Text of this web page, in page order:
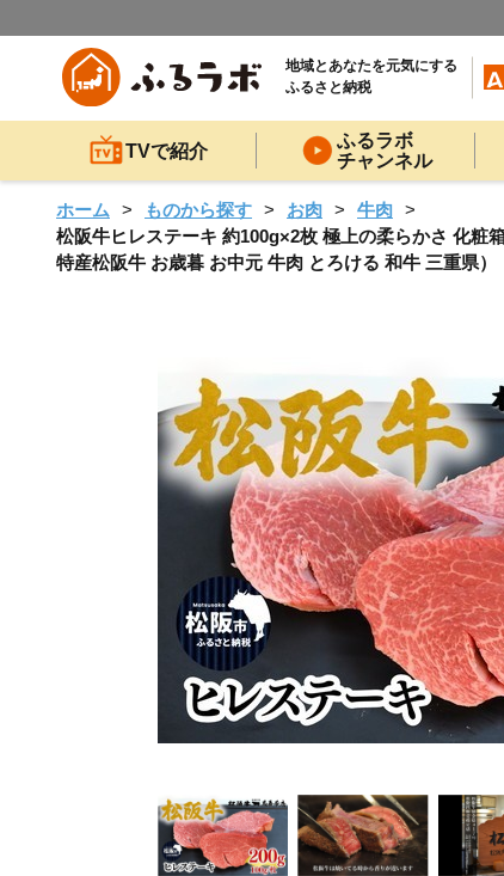
地域とあなたを元気にする
ふるさと納税
TVで紹介
ふるラボ
チャンネル
ホーム ものから探す お肉
牛肉
松阪牛ヒレステーキ 約100g×2枚 極上の柔らかさ 化粧
特産松阪牛 お歳暮 お中元 牛肉 とろける 和牛 三重県）